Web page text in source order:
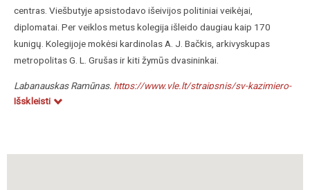
centras. Viešbutyje apsistodavo išeivijos politiniai veikėjai,
diplomatai. Per veiklos metus kolegija išleido daugiau kaip 170
kunigų. Kolegijoje mokėsi kardinolas A. J. Bačkis, arkivyskupas
metropolitas G. L. Grušas ir kiti žymūs dvasininkai.
Labanauskas Ramūnas, https://www.vle.lt/straipsnis/sv-kazimiero-
kolegija/
Išskleisti